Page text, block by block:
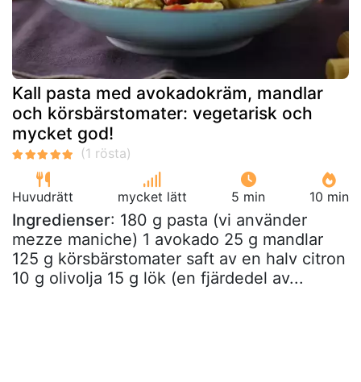
Kall pasta med avokadokräm, mandlar
och körsbärstomater: vegetarisk och
mycket god!
Huvudrätt mycket lätt 5 min 10 min
Ingredienser: 180 g pasta (vi använder
mezze maniche) 1 avokado 25 g mandlar
125 g körsbärstomater saft av en halv citron
10 g olivolja 15 g lök (en fjärdedel av...